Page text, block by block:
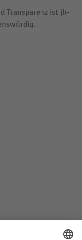
Transparenz ist jh-